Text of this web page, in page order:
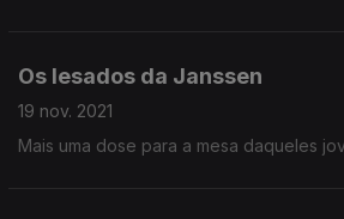
Os lesados da Janssen
19 nov. 2021
Mais uma dose para a mesa daqueles